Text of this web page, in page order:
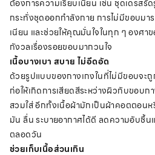
ต้องการความเรียบเนียน เช่น ชุดเดรสรั
กระทั่งชุดออกกำลังกาย การไม่มีขอบมา
เนียน และช่วยให้คุณมั่นใจในทุก ๆ องศา
กังวลเรื่องรอยขอบมากวนใจ
เนื้อบางเบา สบาย ไม่อึดอัด
ด้วยรูปแบบของกางเกงในที่ไม่มีขอบจะ
ก่อให้เกิดการเสียดสีระหว่างผิวกับขอบก
สวมใส่ อีกทั้งเนื้อผ้ามักเป็นผ้าคอตตอน
มัน ลื่น ระบายอากาศได้ดี ลดความอับชื้
ตลอดวัน
ช่วยเก็บเนื้อส่วนเกิน